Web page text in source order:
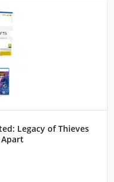
Legacy of Thieves